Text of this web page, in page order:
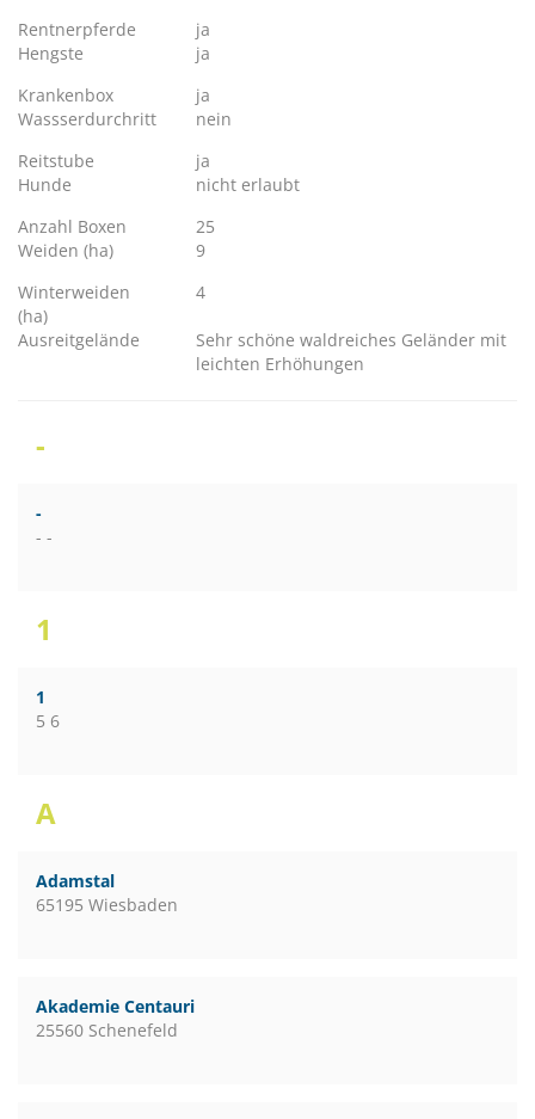
Rentnerpferde
ja
Hengste
ja
Krankenbox
ja
Wassserdurchritt
nein
Reitstube
ja
Hunde
nicht erlaubt
Anzahl Boxen
25
Weiden (ha)
9
Winterweiden
(ha)
4
Ausreitgelände
Sehr schöne waldreiches Geländer mit
leichten Erhöhungen
-
-
- -
1
1
5 6
A
Adamstal
65195 Wiesbaden
Akademie Centauri
25560 Schenefeld